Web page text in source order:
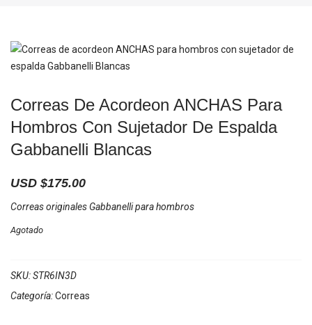
Correas De Acordeon ANCHAS Para
Hombros Con Sujetador De Espalda
Gabbanelli Blancas
USD $175.00
Correas originales Gabbanelli para hombros
Agotado
SKU:STR6IN3D
Categoría:Correas